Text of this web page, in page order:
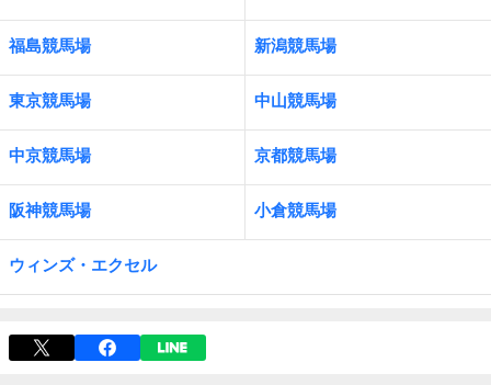
福島競馬場 新潟競馬場
東京競馬場 中山競馬場
中京競馬場 京都競馬場
阪神競馬場 小倉競馬場
ウィンズ・エクセル